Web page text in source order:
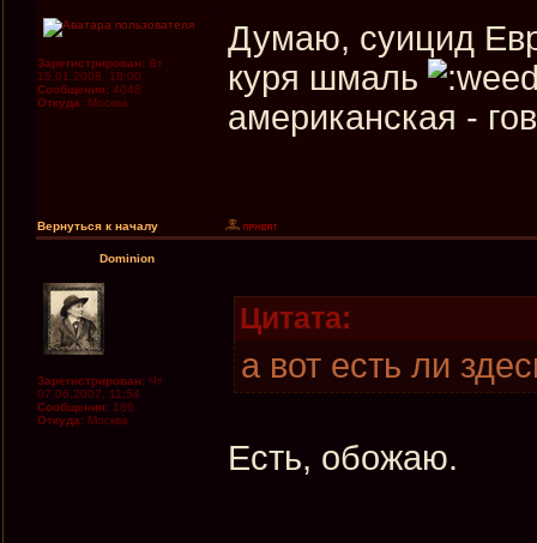
Зарегистрирован: Вт
15.01.2008, 18:00
Сообщения: 4048
Откуда: Москва
Думаю, суицид
куря шмаль
американская -
Вернуться к началу
Dominion
Зарегистрирован: Чт
07.06.2007, 11:54
Сообщения: 186
Откуда: Москва
Цитата:
a вот eсть ли
Есть, обожаю.